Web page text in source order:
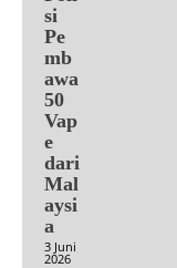
si
Pe
mb
awa
50
Vap
e
dari
Mal
aysi
a
3 Juni
2026